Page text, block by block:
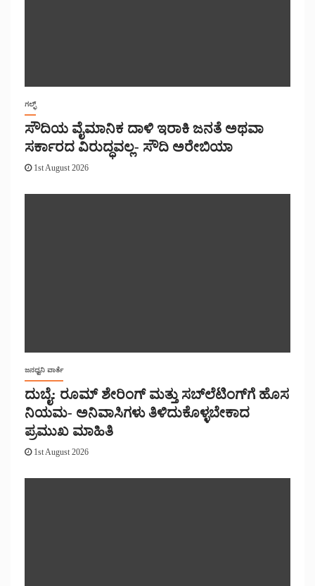
ಗಲ್ಫ್
ಸೌದಿಯ ವೈಮಾನಿಕ ದಾಳಿ ಇರಾಕಿ ಜನತೆ ಅಥವಾ
ಸರ್ಕಾರದ ವಿರುದ್ಧವಲ್ಲ- ಸೌದಿ ಅರೇಬಿಯಾ
1st August 2026
ಜನಧ್ವನಿ ವಾರ್ತೆ
ದುಬೈ: ರೂಮ್ ಶೇರಿಂಗ್ ಮತ್ತು ಸಬ್‌ಲೆಟಿಂಗ್‌ಗೆ ಹೊಸ
ನಿಯಮ- ಅನಿವಾಸಿಗಳು ತಿಳಿದುಕೊಳ್ಳಬೇಕಾದ
ಪ್ರಮುಖ ಮಾಹಿತಿ
1st August 2026